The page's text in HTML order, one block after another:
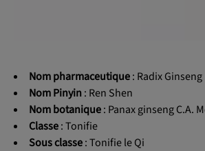
Nom pharmaceutique: Radix Ginseng
Nom Pinyin: Ren Shen
Nom botanique: Panax ginseng C.A.
Classe: Tonifie
Sous classe: Tonifie le Qi